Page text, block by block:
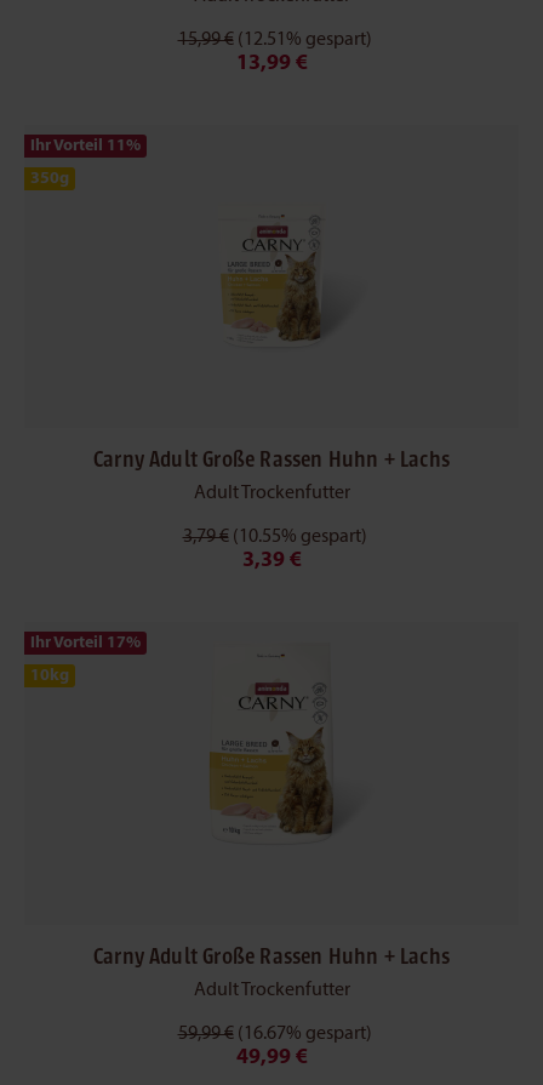
15,99 € (12.51% gespart)
13,99 €
Ihr Vorteil 11 %
350g
Carny Adult Große Rassen Huhn + Lachs
Adult Trockenfutter
3,79 € (10.55% gespart)
3,39 €
Ihr Vorteil 17%
10kg
Carny Adult Große Rassen Huhn + Lachs
Adult Trockenfutter
59,99 € (16.67% gespart)
49,99 €